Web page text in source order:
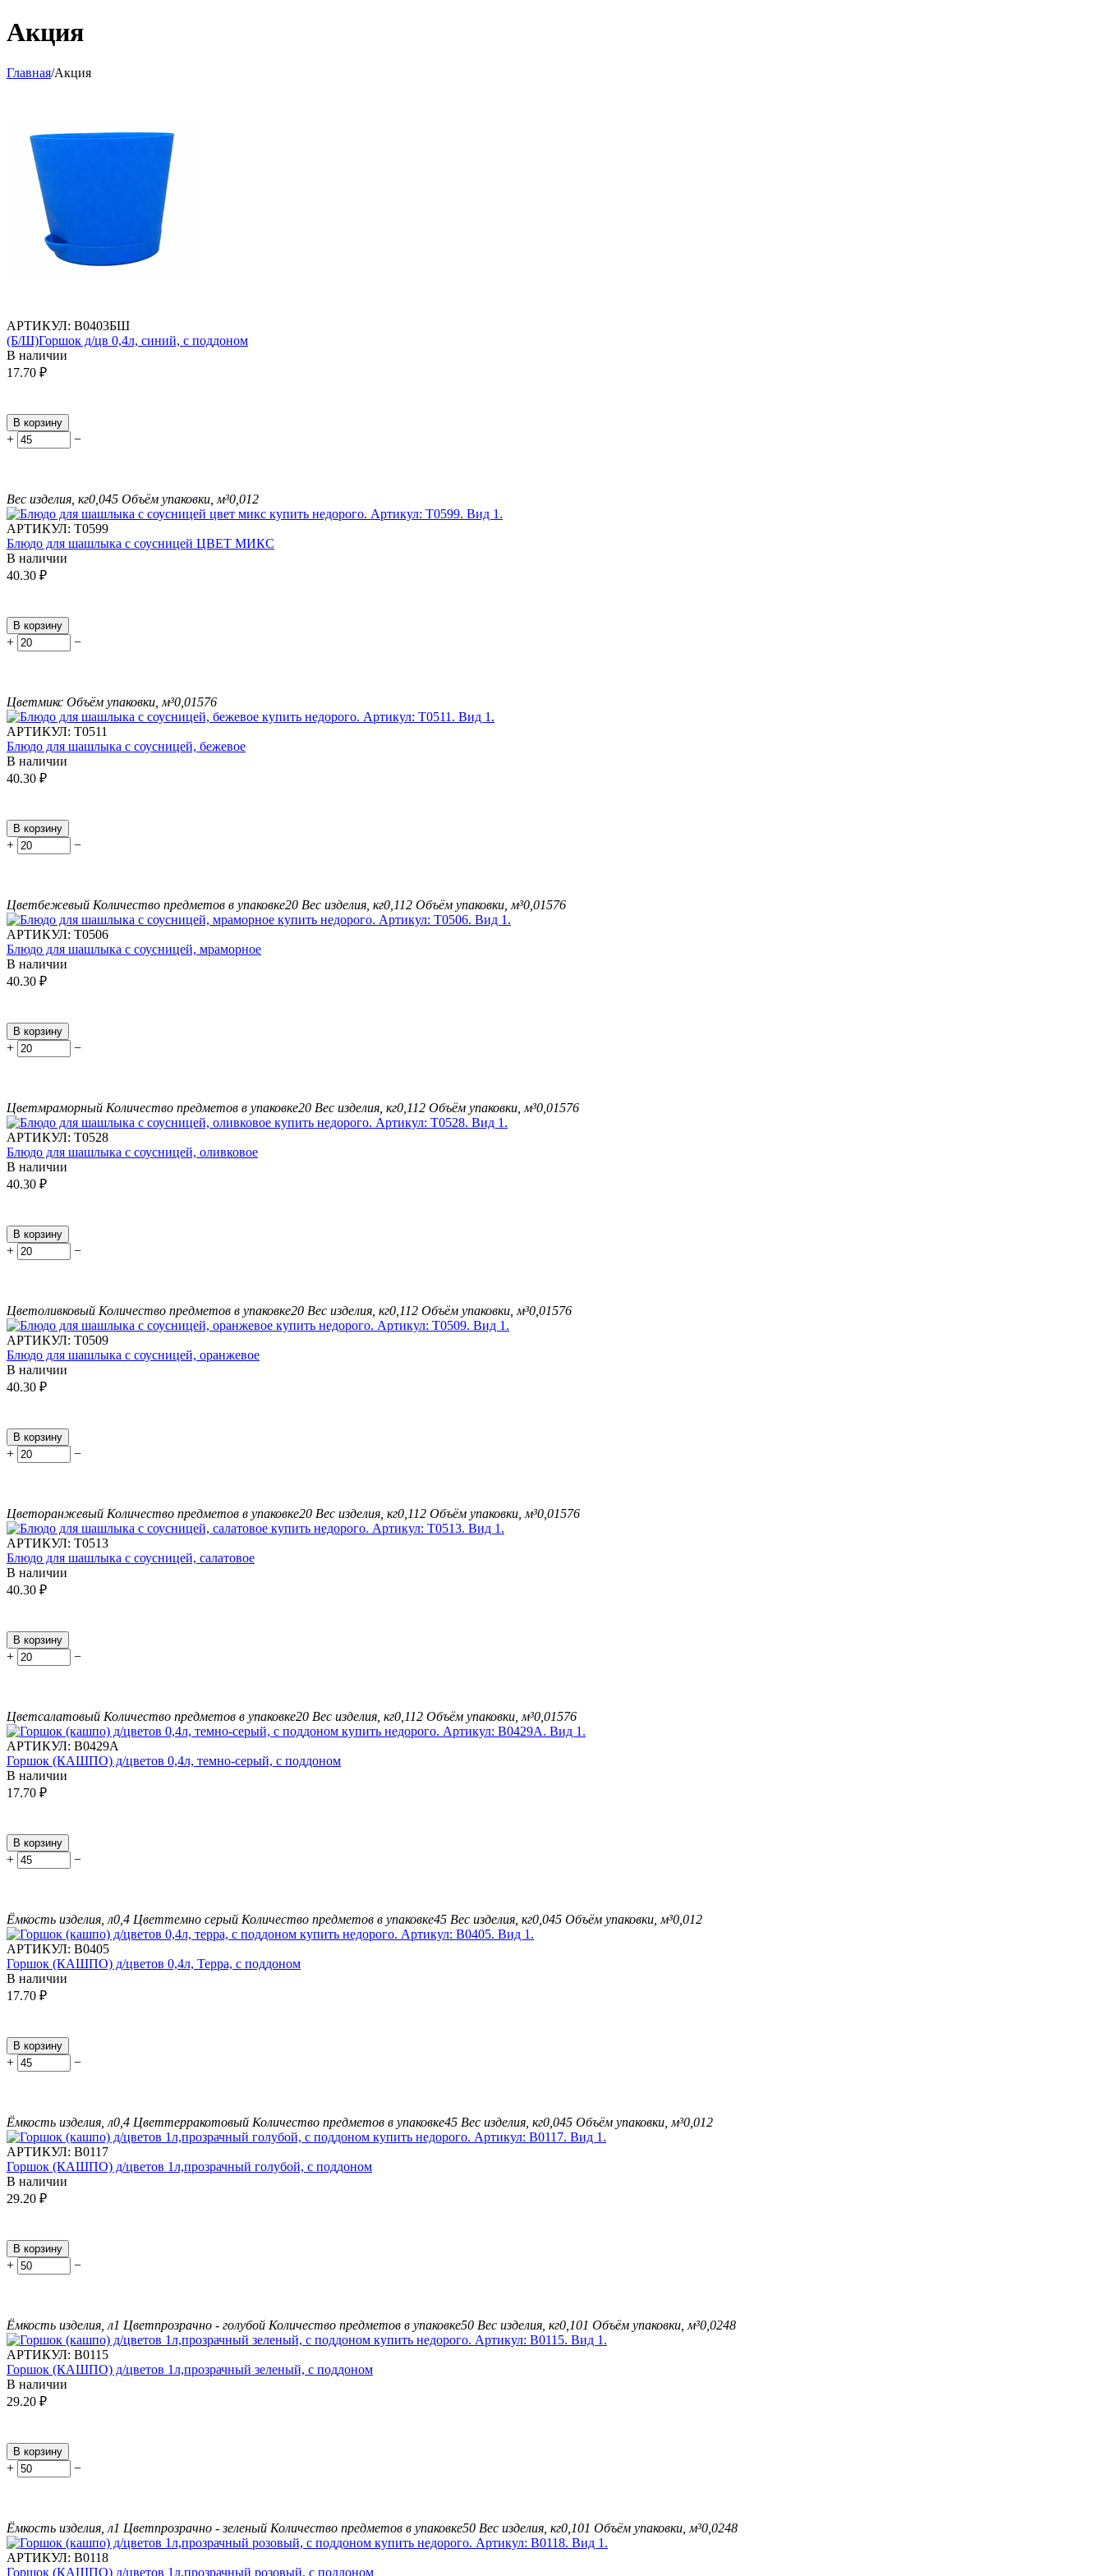
Акция
Главная/Акция
АРТИКУЛ: В0403БШ
(Б/Ш)Горшок д/цв 0,4л, синий, с поддоном
В наличии
17.70 ₽
В корзину
+ −
Вес изделия, кг0,045 Объём упаковки, м³0,012
АРТИКУЛ: Т0599
Блюдо для шашлыка с соусницей ЦВЕТ МИКС
В наличии
40.30 ₽
В корзину
+ −
Цветмикс Объём упаковки, м³0,01576
АРТИКУЛ: Т0511
Блюдо для шашлыка с соусницей, бежевое
В наличии
40.30 ₽
В корзину
+ −
Цветбежевый Количество предметов в упаковке20 Вес изделия, кг0,112 Объём упаковки, м³0,01576
АРТИКУЛ: Т0506
Блюдо для шашлыка с соусницей, мраморное
В наличии
40.30 ₽
В корзину
+ −
Цветмраморный Количество предметов в упаковке20 Вес изделия, кг0,112 Объём упаковки, м³0,01576
АРТИКУЛ: Т0528
Блюдо для шашлыка с соусницей, оливковое
В наличии
40.30 ₽
В корзину
+ −
Цветоливковый Количество предметов в упаковке20 Вес изделия, кг0,112 Объём упаковки, м³0,01576
АРТИКУЛ: Т0509
Блюдо для шашлыка с соусницей, оранжевое
В наличии
40.30 ₽
В корзину
+ −
Цветоранжевый Количество предметов в упаковке20 Вес изделия, кг0,112 Объём упаковки, м³0,01576
АРТИКУЛ: Т0513
Блюдо для шашлыка с соусницей, салатовое
В наличии
40.30 ₽
В корзину
+ −
Цветсалатовый Количество предметов в упаковке20 Вес изделия, кг0,112 Объём упаковки, м³0,01576
АРТИКУЛ: В0429А
Горшок (КАШПО) д/цветов 0,4л, темно-серый, с поддоном
В наличии
17.70 ₽
В корзину
+ −
Ёмкость изделия, л0,4 Цветтемно серый Количество предметов в упаковке45 Вес изделия, кг0,045 Объём упаковки, м³0,012
АРТИКУЛ: В0405
Горшок (КАШПО) д/цветов 0,4л, Терра, с поддоном
В наличии
17.70 ₽
В корзину
+ −
Ёмкость изделия, л0,4 Цветтерракотовый Количество предметов в упаковке45 Вес изделия, кг0,045 Объём упаковки, м³0,012
АРТИКУЛ: В0117
Горшок (КАШПО) д/цветов 1л,прозрачный голубой, с поддоном
В наличии
29.20 ₽
В корзину
+ −
Ёмкость изделия, л1 Цветпрозрачно - голубой Количество предметов в упаковке50 Вес изделия, кг0,101 Объём упаковки, м³0,0248
АРТИКУЛ: В0115
Горшок (КАШПО) д/цветов 1л,прозрачный зеленый, с поддоном
В наличии
29.20 ₽
В корзину
+ −
Ёмкость изделия, л1 Цветпрозрачно - зеленый Количество предметов в упаковке50 Вес изделия, кг0,101 Объём упаковки, м³0,0248
АРТИКУЛ: В0118
Горшок (КАШПО) д/цветов 1л,прозрачный розовый, с поддоном